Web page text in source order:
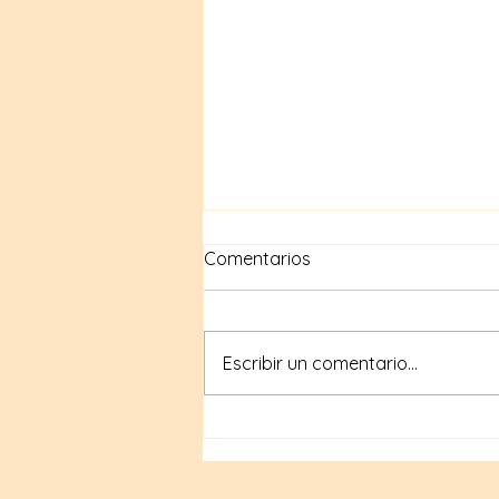
Tiendas en línea para
Comentarios
Escribir un comentario...